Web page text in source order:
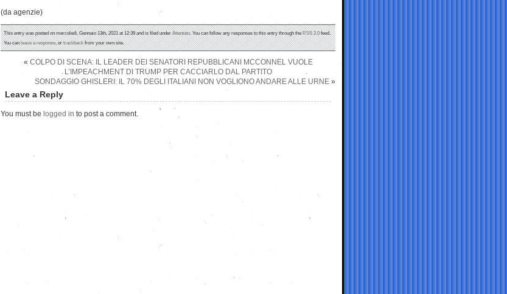
(da agenzie)
This entry was posted on mercoledì, Gennaio 13th, 2021 at 12:39 and is filed underAttentato. You can follow any responses to this entry through theRSS 2.0feed.
You canleave a response, ortrackbackfrom your own site.
« COLPO DI SCENA: IL LEADER DEI SENATORI REPUBBLICANI MCCONNEL VUOLE
L’IMPEACHMENT DI TRUMP PER CACCIARLO DAL PARTITO
SONDAGGIO GHISLERI: IL 70% DEGLI ITALIANI NON VOGLIONO ANDARE ALLE URNE »
Leave a Reply
You must be logged in to post a comment.